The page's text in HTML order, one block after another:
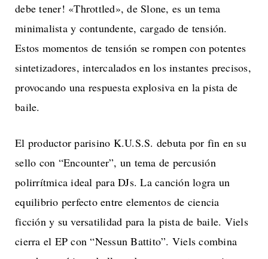
debe tener! «Throttled», de Slone, es un tema
minimalista y contundente, cargado de tensión.
Estos momentos de tensión se rompen con potentes
sintetizadores, intercalados en los instantes precisos,
provocando una respuesta explosiva en la pista de
baile.
El productor parisino K.U.S.S. debuta por fin en su
sello con “Encounter”, un tema de percusión
polirrítmica ideal para DJs. La canción logra un
equilibrio perfecto entre elementos de ciencia
ficción y su versatilidad para la pista de baile. Viels
cierra el EP con “Nessun Battito”. Viels combina